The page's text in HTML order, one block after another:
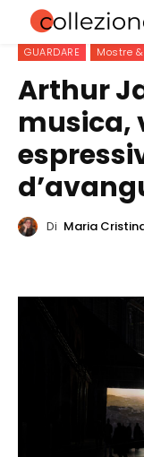
GUARDARE Mostre
Arthur
musica,
Di Maria